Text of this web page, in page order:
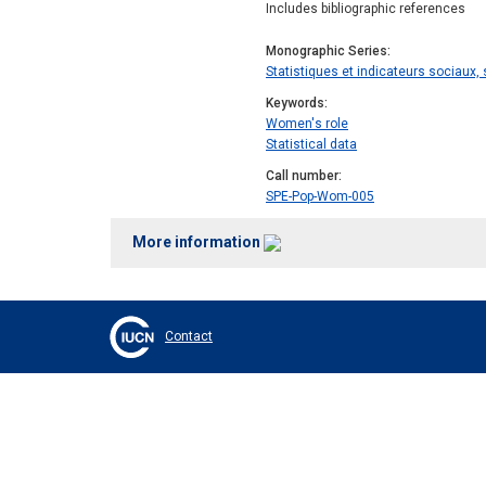
Includes bibliographic references
Monographic Series
Statistiques et indicateurs sociaux,
Keywords
Women's role
Statistical data
Call number
SPE-Pop-Wom-005
More information
Contact